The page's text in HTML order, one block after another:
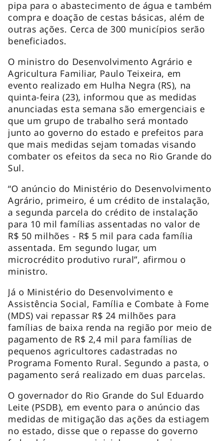
pipa para o abastecimento de água e também
compra e doação de cestas básicas, além de
outras ações. Cerca de 300 municípios serão
beneficiados.
O ministro do Desenvolvimento Agrário e
Agricultura Familiar, Paulo Teixeira, em
evento realizado em Hulha Negra (RS), na
quinta-feira (23), informou que as medidas
anunciadas esta semana são emergenciais e
que um grupo de trabalho será montado
junto ao governo do estado e prefeitos para
que mais medidas sejam tomadas visando
combater os efeitos da seca no Rio Grande do
Sul.
“O anúncio do Ministério do Desenvolvimento
Agrário, primeiro, é um crédito de instalação,
a segunda parcela do crédito de instalação
para 10 mil famílias assentadas no valor de
R$ 50 milhões - R$ 5 mil para cada família
assentada. Em segundo lugar, um
microcrédito produtivo rural”, afirmou o
ministro.
Já o Ministério do Desenvolvimento e
Assistência Social, Família e Combate à Fome
(MDS) vai repassar R$ 24 milhões para
famílias de baixa renda na região por meio de
pagamento de R$ 2,4 mil para famílias de
pequenos agricultores cadastradas no
Programa Fomento Rural. Segundo a pasta, o
pagamento será realizado em duas parcelas.
O governador do Rio Grande do Sul Eduardo
Leite (PSDB), em evento para o anúncio das
medidas de mitigação das ações da estiagem
no estado, disse que o repasse do governo